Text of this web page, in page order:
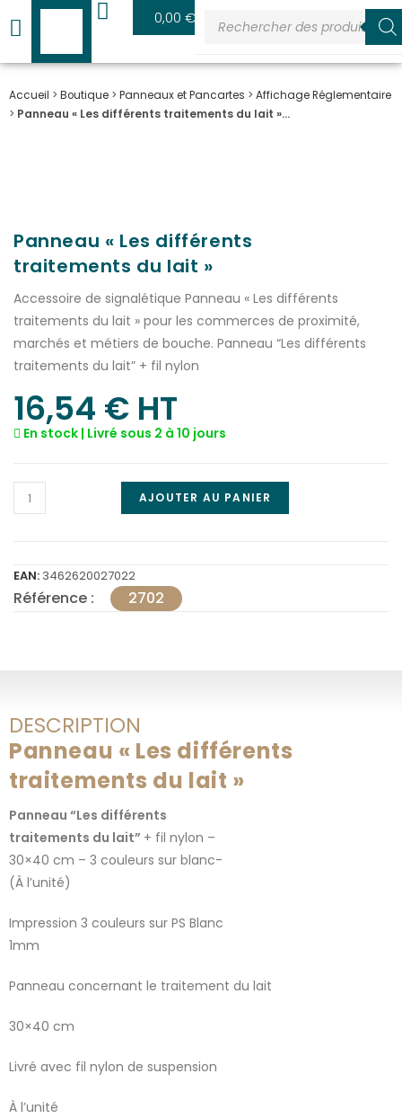
0,00€
Accueil > Boutique > Panneaux et Pancartes > Affichage Réglementaire
> Panneau « Les différents traitements du lait »…
Panneau « Les différents
traitements du lait »
Accessoire de signalétique Panneau « Les différents
traitements du lait » pour les commerces de proximité,
marchés et métiers de bouche. Panneau “Les différents
traitements du lait” + fil nylon
16,54 € HT
En stock | Livré sous 2 à 10 jours
AJOUTER AU PANIER
EAN: 3462620027022
Référence : 2702
DESCRIPTION
Panneau « Les différents
traitements du lait »
Panneau “Les différents
traitements du lait” + fil nylon –
30×40 cm – 3 couleurs sur blanc-
(À l’unité)
Impression 3 couleurs sur PS Blanc
1mm
Panneau concernant le traitement du lait
30×40 cm
Livré avec fil nylon de suspension
À l’unité